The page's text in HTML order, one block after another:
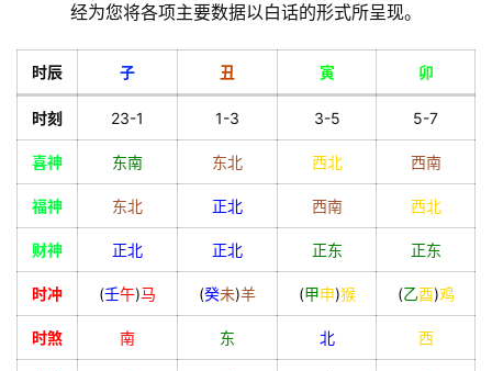
经为您将各项主要数据以白话的形式所呈现。
时辰 子 丑 寅 卯
时刻 23-1 1-3 3-5 5-7
喜神 东南 东北 西北 西南
福神 东北 正北 西南 西北
财神 正北 正北 正东 正东
时冲 (壬午)马 (癸未)羊 (甲申)猴 (乙酉)鸡
时煞 南 东 北 西